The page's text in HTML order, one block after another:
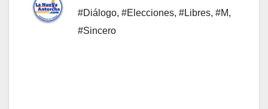
#Diálogo, #Elecciones, #Libres, #M,
#Sincero